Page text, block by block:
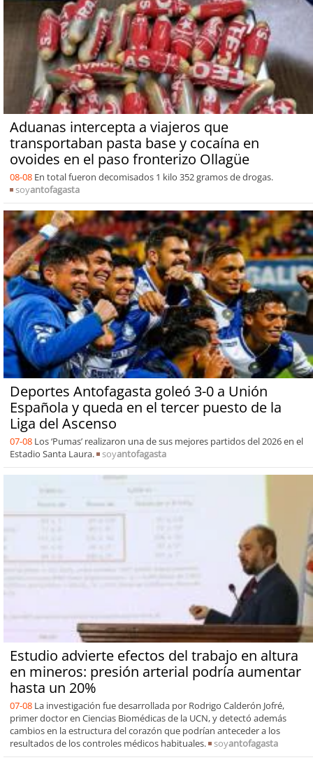
Aduanas intercepta a viajeros que
transportaban pasta base y cocaína en
ovoides en el paso fronterizo Ollagüe
08-08 En total fueron decomisados 1 kilo 352 gramos de drogas.
soyantofagasta
Deportes Antofagasta goleó 3-0 a Unión
Española y queda en el tercer puesto de la
Liga del Ascenso
07-08 Los ‘Pumas’ realizaron una de sus mejores partidos del 2026 en el
Estadio Santa Laura.
soyantofagasta
Estudio advierte efectos del trabajo en altura
en mineros: presión arterial podría aumentar
hasta un 20%
07-08 La investigación fue desarrollada por Rodrigo Calderón Jofré,
primer doctor en Ciencias Biomédicas de la UCN, y detectó además
cambios en la estructura del corazón que podrían anteceder a los
resultados de los controles médicos habituales.
soyantofagasta